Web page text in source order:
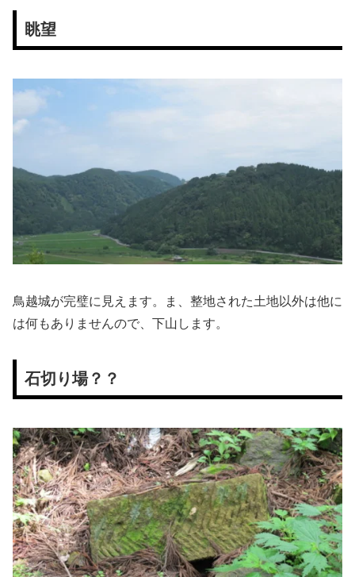
眺望
鳥越城が完璧に見えます。ま、整地された土地以外は他に
は何もありませんので、下山します。
石切り場？？